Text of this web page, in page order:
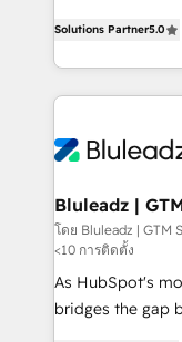
range of
B2B services,
on delivering
create long-term
Every
customer
Only then we
outcomes to deliver. -SYSTEM
make HubSpot
SAP, Microsoft
enterprise
HubSpot beyond
FIRST- AI
Solutions Partner5.0
Bluleadz |
โดย Bluleadz | GTM
<10 การติดตั้ง
As HubSpot's
bridges the gap